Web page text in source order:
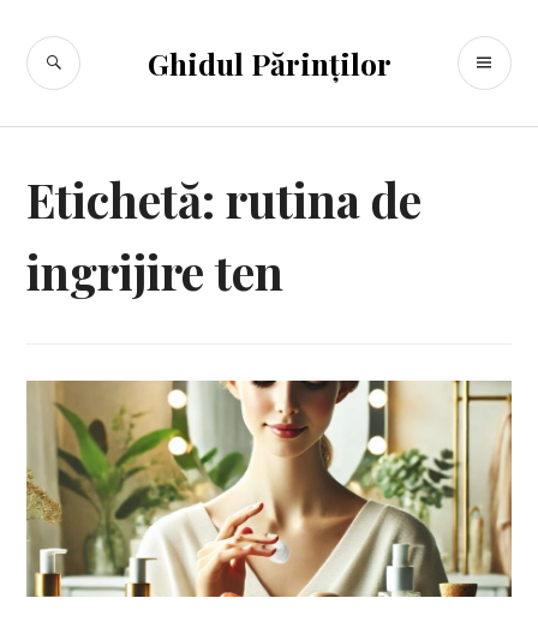
conținut
Ghidul Părinților
CĂUTARE
Etichetă:rutina de
ingrijire ten